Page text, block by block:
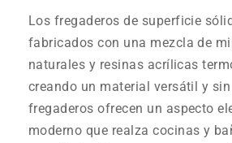
Los fregaderos de superficie
fabricados con una mezcla de
naturales y resinas acrílicas
creando un material versátil y
fregaderos ofrecen un aspecto
moderno que realza cocinas y